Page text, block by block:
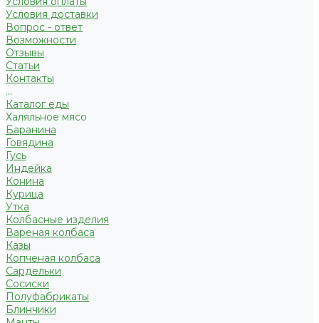
Условия доставки
Вопрос - ответ
Возможности
Отзывы
Статьи
Контакты
...
Каталог еды
Халяльное мясо
Баранина
Говядина
Гусь
Индейка
Конина
Курица
Утка
Колбасные изделия
Вареная колбаса
Казы
Копченая колбаса
Сардельки
Сосиски
Полуфабрикаты
Блинчики